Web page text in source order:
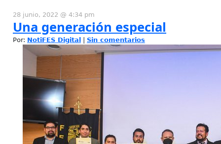
28 junio, 2022 @ 4:34 pm
Una generación especial
Por: NotiFES Digital Sin comentarios